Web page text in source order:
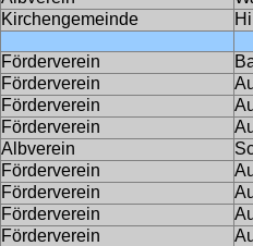
Kirchengemeinde
Förderverein
Förderverein
Förderverein
Förderverein
Albverein
Förderverein
Förderverein
Förderverein
Förderverein